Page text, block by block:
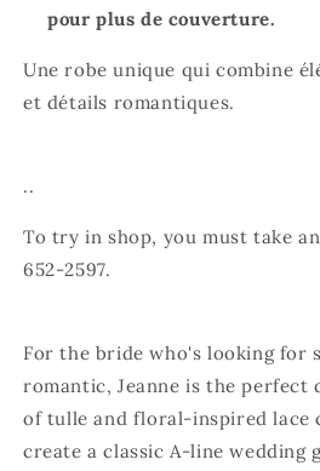
pour plus de couverture.
Une robe unique qui combine
et détails romantiques.
..
To try in shop, you must take
652-2597.
For the bride who's looking for
romantic, Jeanne is the perfect
of tulle and floral-inspired lace
create a classic A-line wedding